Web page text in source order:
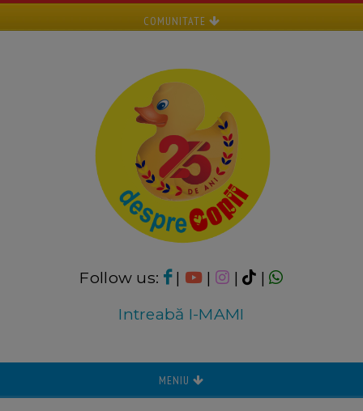
COMUNITATE
Follow us: | | |
|
Intreabă I-MAMI
MENIU